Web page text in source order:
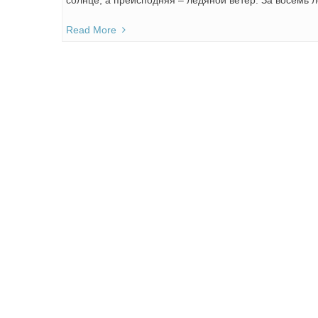
Read More